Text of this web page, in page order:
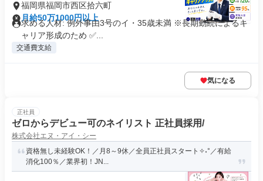
福岡県福岡市西区拾六町
月給50万1000円以上
求める人材: 例外事由3号のイ・35歳未満 ※長期勤続によるキ
ャリア形成のため ✅...
交通費支給
気になる
正社員
ゼロからデビュー可のネイリスト 正社員採用/
株式会社エヌ・アイ・シー
資格無し未経験OK！／月8～9休／全員正社員スタート✧˖°／有給
消化100％／業界初！JN...